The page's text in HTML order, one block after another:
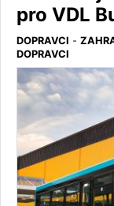
pro VDL
DOPRAVCI -
DOPRAVCI